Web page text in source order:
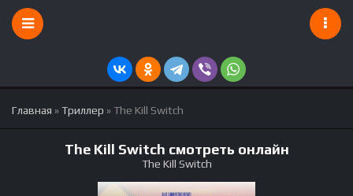
Главная »Триллер » The Kill Switch
The Kill Switch смотреть онлайн
The Kill Switch